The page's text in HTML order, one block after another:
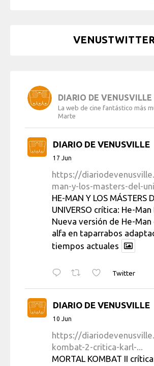
DIARIO DE VENUSVILLE
La web de cine fantástico más
Marte
DIARIO DE VENUSVILLE
17 Jun
https://
man-y-los-masters-del-
HE-MAN Y LOS MÁSTERS
UNIVERSO crítica: He-
Nueva versión de He-Man
alfa en taparrabos
tiempos actuales
Twitter
DIARIO DE VENUSVILLE
10 Jun
https://
kombat-2-critica-karl-...
MORTAL KOMBAT II